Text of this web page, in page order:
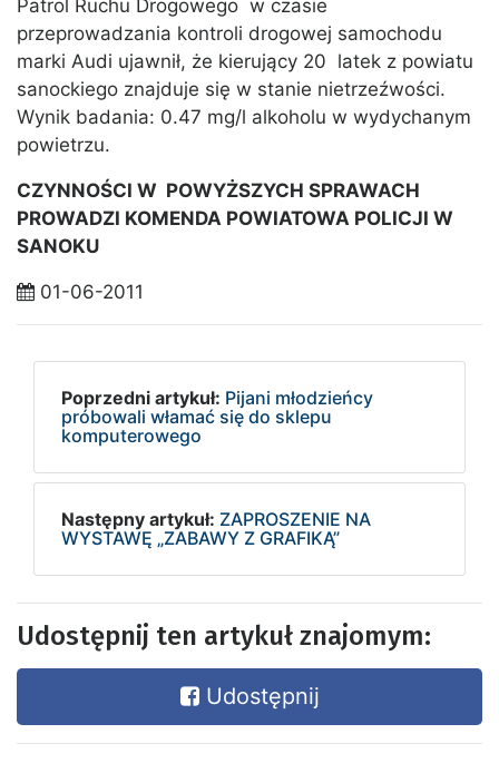
Patrol Ruchu Drogowego w czasie
przeprowadzania kontroli drogowej samochodu
marki Audi ujawnił, że kierujący 20 latek z powiatu
sanockiego znajduje się w stanie nietrzeźwości.
Wynik badania: 0.47 mg/l alkoholu w wydychanym
powietrzu.
CZYNNOŚCI W POWYŻSZYCH SPRAWACH
PROWADZI KOMENDA POWIATOWA POLICJI W
SANOKU
01-06-2011
Poprzedni artykuł: Pijani młodzieńcy
próbowali włamać się do sklepu
komputerowego
Następny artykuł: ZAPROSZENIE NA
WYSTAWĘ „ZABAWY Z GRAFIKĄ”
Udostępnij ten artykuł znajomym:
Udostępnij